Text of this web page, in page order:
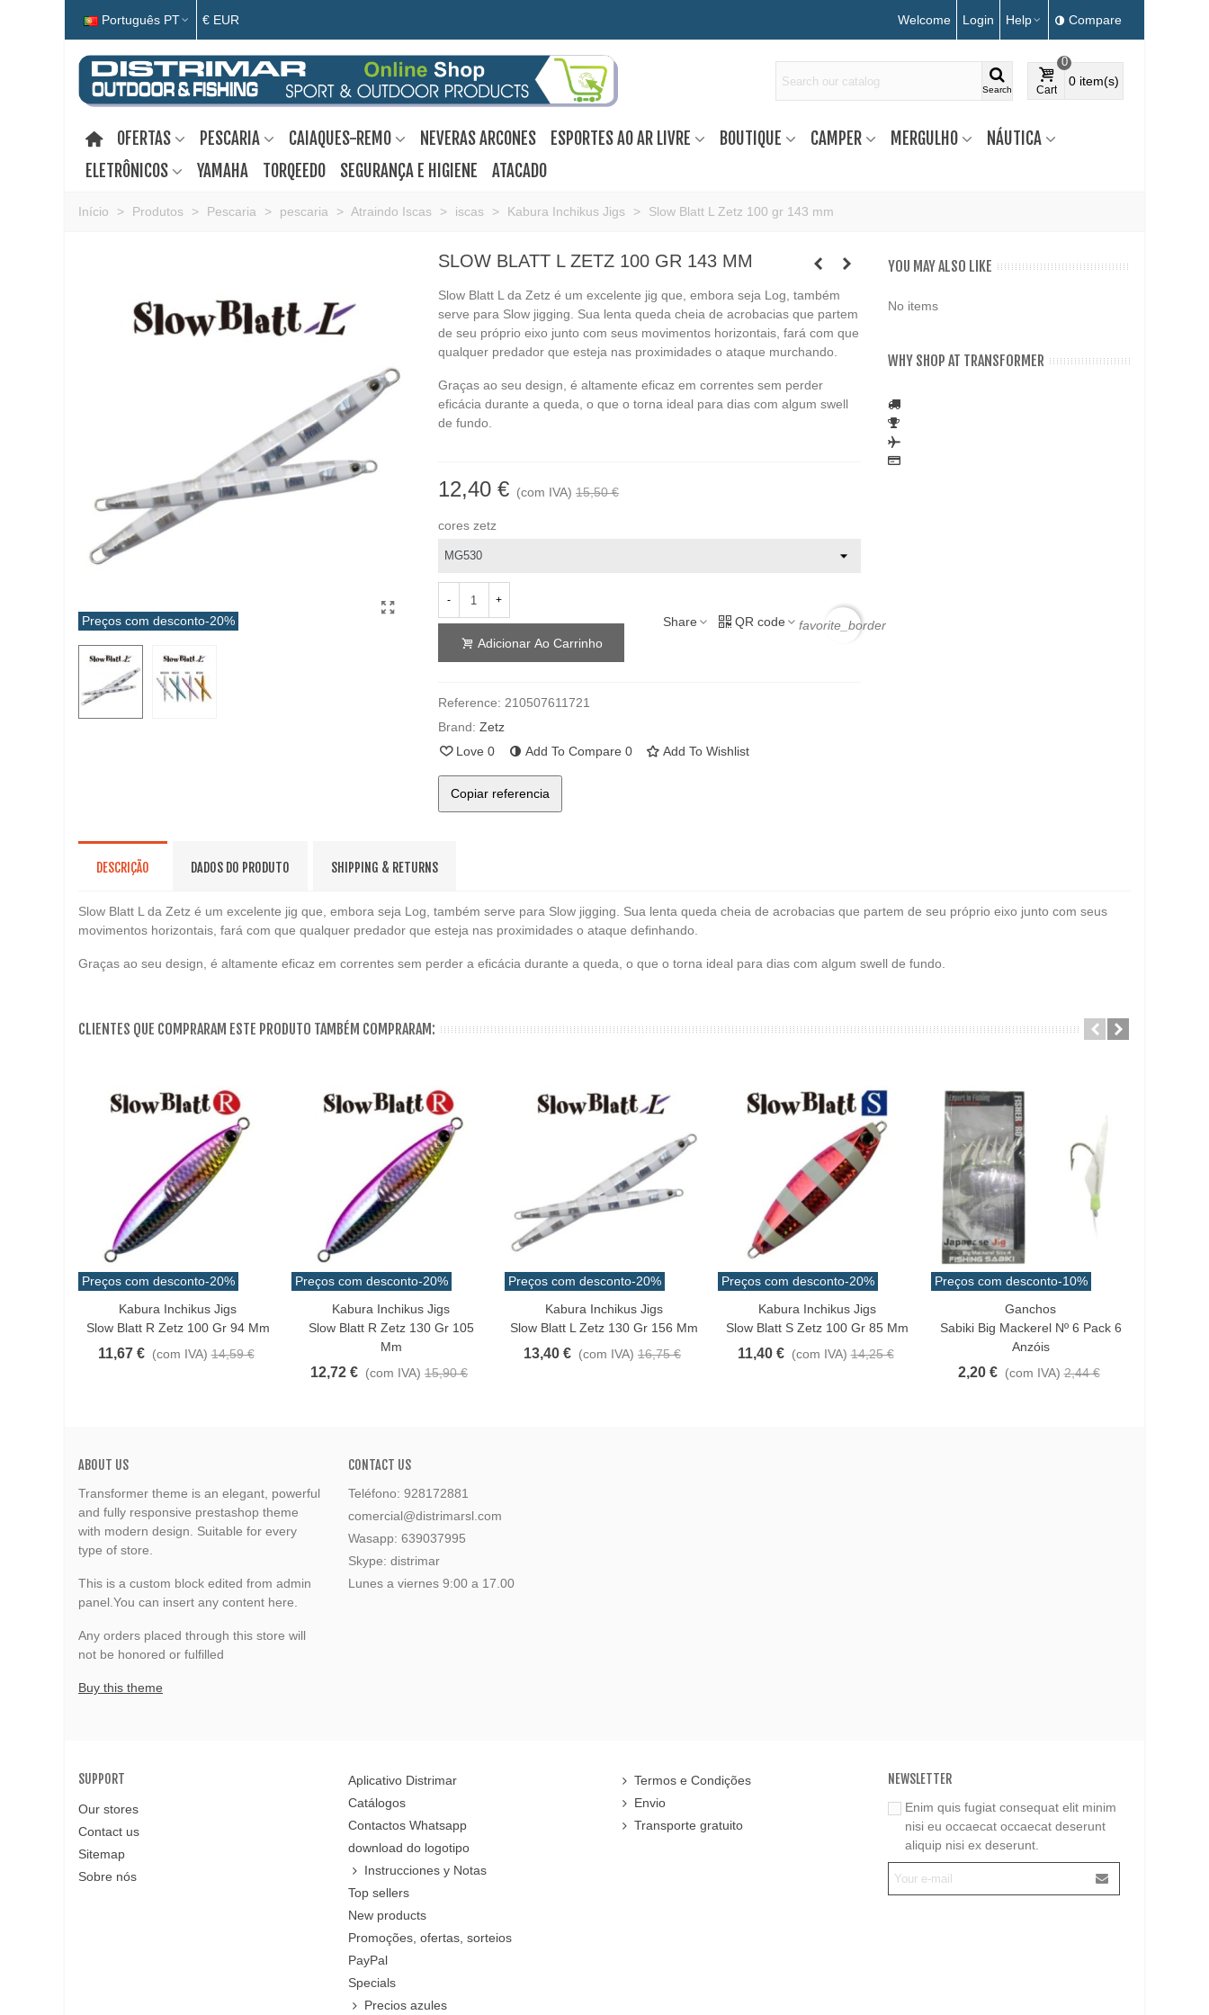
Português PT € EUR Welcome Login Help Compare
Search Cart
0
0 item(s)
OFERTAS PESCARIA CAIAQUES-REMO NEVERAS ARCONES ESPORTES AO AR LIVRE BOUTIQUE CAMPER MERGULHO
NÁUTICA
ELETRÔNICOS
YAMAHA TORQEEDO SEGURANÇA E HIGIENE ATACADO
Início > Produtos > Pescaria > pescaria > Atraindo Iscas > iscas > Kabura Inchikus Jigs > Slow Blatt L Zetz 100 gr 143 mm
Preços com desconto-20%
SLOW BLATT L ZETZ 100 GR 143 MM
Slow Blatt L da Zetz é um excelente jig que, embora seja Log, também
serve para Slow jigging. Sua lenta queda cheia de acrobacias que partem
de seu próprio eixo junto com seus movimentos horizontais, fará com que
qualquer predador que esteja nas proximidades o ataque murchando.
Graças ao seu design, é altamente eficaz em correntes sem perder
eficácia durante a queda, o que o torna ideal para dias com algum swell
de fundo.
12,40 € (com IVA) 15,50 €
cores zetz
- +
Adicionar Ao Carrinho
Share QR code favorite_border
Reference: 210507611721
Brand: Zetz
Love 0 Add To Compare 0 Add To Wishlist
Copiar referencia
YOU MAY ALSO LIKE
No items
WHY SHOP AT TRANSFORMER
DESCRIÇÃO DADOS DO PRODUTO SHIPPING & RETURNS
Slow Blatt L da Zetz é um excelente jig que, embora seja Log, também serve para Slow jigging. Sua lenta queda cheia de acrobacias que partem de seu próprio eixo junto com seus
movimentos horizontais, fará com que qualquer predador que esteja nas proximidades o ataque definhando.
Graças ao seu design, é altamente eficaz em correntes sem perder a eficácia durante a queda, o que o torna ideal para dias com algum swell de fundo.
CLIENTES QUE COMPRARAM ESTE PRODUTO TAMBÉM COMPRARAM:
Preços com desconto-20%
Love
Kabura Inchikus Jigs
Slow Blatt R Zetz 100 Gr 94 Mm
11,67 € (com IVA) 14,59 €
Preços com desconto-20%
Love
Kabura Inchikus Jigs
Slow Blatt R Zetz 130 Gr 105
Mm
12,72 € (com IVA) 15,90 €
Preços com desconto-20%
Love
Kabura Inchikus Jigs
Slow Blatt L Zetz 130 Gr 156 Mm
13,40 € (com IVA) 16,75 €
Preços com desconto-20%
Love
Kabura Inchikus Jigs
Slow Blatt S Zetz 100 Gr 85 Mm
11,40 € (com IVA) 14,25 €
Preços com desconto-10%
Adicionar Ao Carrinho
Ganchos
Sabiki Big Mackerel Nº 6 Pack 6
Anzóis
2,20 € (com IVA) 2,44 €
ABOUT US
Transformer theme is an elegant, powerful
and fully responsive prestashop theme
with modern design. Suitable for every
type of store.
This is a custom block edited from admin
panel.You can insert any content here.
Any orders placed through this store will
not be honored or fulfilled
Buy this theme
CONTACT US
Teléfono: 928172881
comercial@distrimarsl.com
Wasapp: 639037995
Skype: distrimar
Lunes a viernes 9:00 a 17.00
SUPPORT
Our stores
Contact us
Sitemap
Sobre nós
Aplicativo Distrimar
Catálogos
Contactos Whatsapp
download do logotipo
Instrucciones y Notas
Top sellers
New products
Promoções, ofertas, sorteios
PayPal
Specials
Precios azules
Termos e Condições
Envio
Transporte gratuito
NEWSLETTER
Enim quis fugiat consequat elit minim
nisi eu occaecat occaecat deserunt
aliquip nisi ex deserunt.